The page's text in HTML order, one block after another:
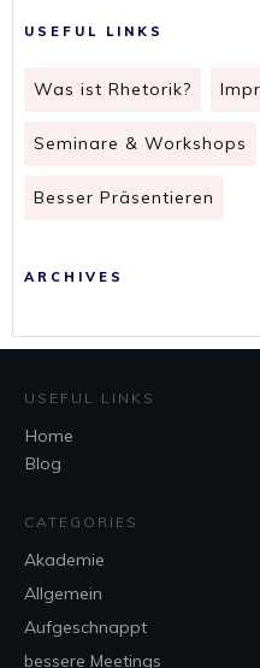
USEFUL LINKS
Was ist Rhetorik?
Seminare & Workshops
Besser Präsentieren
ARCHIVES
USEFUL LINKS
Home
Blog
CATEGORIES
Akademie
Allgemein
Aufgeschnappt
bessere Meetings